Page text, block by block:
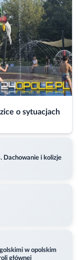
o sytuacjach
Dachowanie i kolizje
w opolskim
głównej